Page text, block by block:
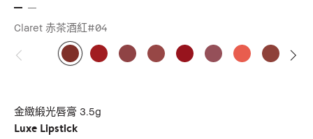
Claret 赤茶酒紅#04
金緻緞光唇膏 3.5g
Luxe Lipstick